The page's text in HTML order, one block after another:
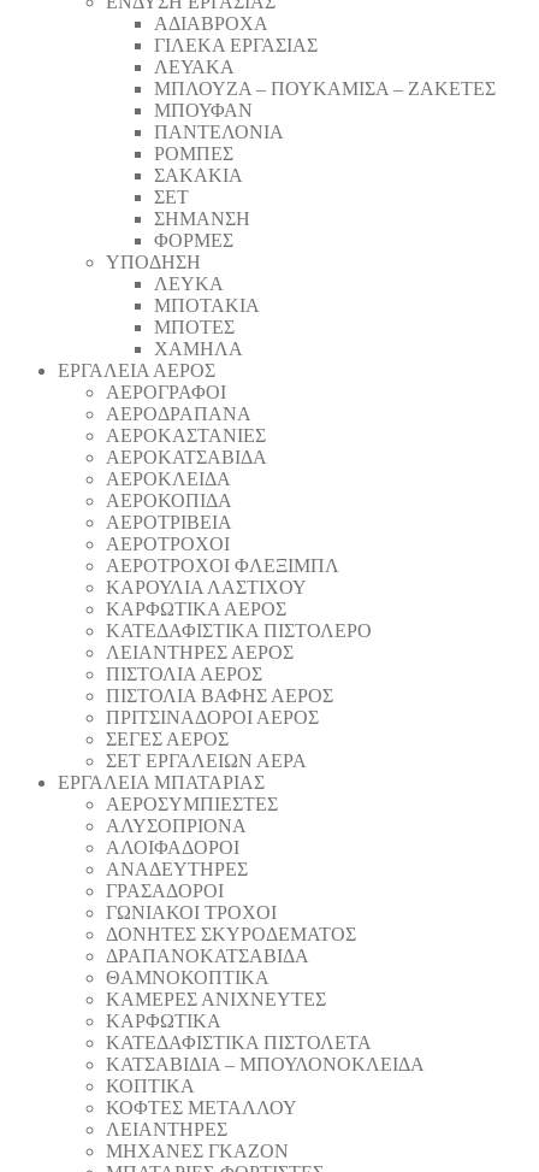
ΑΔΙΑΒΡΟΧΑ
ΓΙΛΕΚΑ ΕΡΓΑΣΙΑΣ
ΛΕΥΑΚΑ
ΜΠΛΟΥΖΑ – ΠΟΥΚΑΜΙΣΑ – ΖΑΚΕΤΕΣ
ΜΠΟΥΦΑΝ
ΠΑΝΤΕΛΟΝΙΑ
ΡΟΜΠΕΣ
ΣΑΚΑΚΙΑ
ΣΕΤ
ΣΗΜΑΝΣΗ
ΦΟΡΜΕΣ
ΥΠΟΔΗΣΗ
ΛΕΥΚΑ
ΜΠΟΤΑΚΙΑ
ΜΠΟΤΕΣ
ΧΑΜΗΛΑ
ΕΡΓΑΛΕΙΑ ΑΕΡΟΣ
ΑΕΡΟΓΡΑΦΟΙ
ΑΕΡΟΔΡΑΠΑΝA
ΑΕΡΟΚΑΣΤΑΝΙΕΣ
ΑΕΡΟΚΑΤΣΑΒΙΔΑ
ΑΕΡΟΚΛΕΙΔΑ
ΑΕΡΟΚΟΠΙΔΑ
ΑΕΡΟΤΡΙΒΕΙΑ
ΑΕΡΟΤΡΟΧΟΙ
ΑΕΡΟΤΡΟΧΟΙ ΦΛΕΞΙΜΠΛ
ΚΑΡΟΥΛΙΑ ΛΑΣΤΙΧΟΥ
ΚΑΡΦΩΤΙΚΑ ΑΕΡΟΣ
ΚΑΤΕΔΑΦΙΣΤΙΚΑ ΠΙΣΤΟΛΕΡΟ
ΛΕΙΑΝΤΗΡΕΣ ΑΕΡΟΣ
ΠΙΣΤΟΛΙΑ ΑΕΡΟΣ
ΠΙΣΤΟΛΙΑ ΒΑΦΗΣ ΑΕΡΟΣ
ΠΡΙΤΣΙΝΑΔΟΡΟΙ ΑΕΡΟΣ
ΣΕΓΕΣ ΑΕΡΟΣ
ΣΕΤ ΕΡΓΑΛΕΙΩΝ ΑΕΡΑ
ΕΡΓΑΛΕΙΑ ΜΠΑΤΑΡΙΑΣ
AEΡΟΣΥΜΠΙΕΣΤΕΣ
AΛΥΣΟΠΡΙΟΝΑ
ΑΛΟΙΦΑΔOΡΟI
ΑΝΑΔΕΥΤΗΡΕΣ
ΓΡΑΣΑΔΟΡΟΙ
ΓΩΝΙΑΚΟΙ ΤΡΟΧΟΙ
ΔΟΝΗΤΕΣ ΣΚΥΡΟΔΕΜΑΤΟΣ
ΔΡΑΠΑΝΟΚΑΤΣΑΒΙΔΑ
ΘAΜΝΟΚΟΠΤΙΚΑ
ΚΑΜΕΡΕΣ ΑΝΙΧΝΕΥΤΕΣ
ΚΑΡΦΩΤΙΚΑ
ΚΑΤΕΔΑΦΙΣΤΙΚΑ ΠΙΣΤΟΛΕΤΑ
ΚΑΤΣΑΒΙΔΙΑ – ΜΠΟΥΛΟΝΟΚΛΕΙΔΑ
ΚΟΠΤΙΚA
ΚΟΦΤΕΣ ΜΕΤΑΛΛΟΥ
ΛΕΙΑΝΤΗΡEΣ
ΜΗΧΑΝΕΣ ΓΚΑΖΟΝ